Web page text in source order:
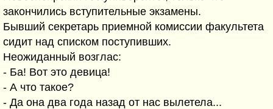
закончились вступительные экзамены.
Бывший секретарь приемной комиссии факультета
сидит над списком поступивших.
Неожиданный возглас:
- Ба! Вот это девица!
- А что такое?
- Да она два года назад от нас вылетела...